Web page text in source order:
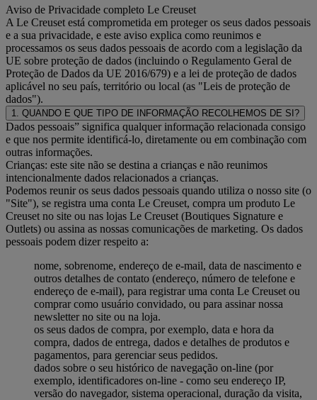
Aviso de Privacidade completo Le Creuset
A Le Creuset está comprometida em proteger os seus dados pessoais
e a sua privacidade, e este aviso explica como reunimos e
processamos os seus dados pessoais de acordo com a legislação da
UE sobre proteção de dados (incluindo o Regulamento Geral de
Proteção de Dados da UE 2016/679) e a lei de proteção de dados
aplicável no seu país, território ou local (as "Leis de proteção de
dados").
1. QUANDO E QUE TIPO DE INFORMAÇÃO RECOLHEMOS DE SI?
Dados pessoais” significa qualquer informação relacionada consigo
e que nos permite identificá-lo, diretamente ou em combinação com
outras informações.
Crianças: este site não se destina a crianças e não reunimos
intencionalmente dados relacionados a crianças.
Podemos reunir os seus dados pessoais quando utiliza o nosso site (o
"Site"), se registra uma conta Le Creuset, compra um produto Le
Creuset no site ou nas lojas Le Creuset (Boutiques Signature e
Outlets) ou assina as nossas comunicações de marketing. Os dados
pessoais podem dizer respeito a:
nome, sobrenome, endereço de e-mail, data de nascimento e
outros detalhes de contato (endereço, número de telefone e
endereço de e-mail), para registrar uma conta Le Creuset ou
comprar como usuário convidado, ou para assinar nossa
newsletter no site ou na loja.
os seus dados de compra, por exemplo, data e hora da
compra, dados de entrega, dados e detalhes de produtos e
pagamentos, para gerenciar seus pedidos.
dados sobre o seu histórico de navegação on-line (por
exemplo, identificadores on-line - como seu endereço IP,
versão do navegador, sistema operacional, duração da visita,